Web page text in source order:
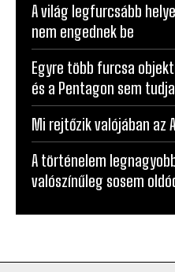
A világ legfurcsább
nem engednek be
Egyre több furcsa
és a Pentagon sem
Mi rejtőzik valójában az
A történelem
valószínűleg sosem